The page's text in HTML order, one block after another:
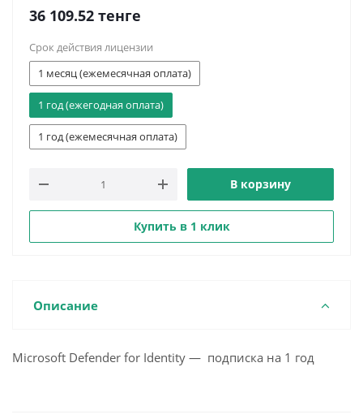
36 109.52 тенге
Срок действия лицензии
1 месяц (ежемесячная оплата)
1 год (ежегодная оплата)
1 год (ежемесячная оплата)
В корзину
Купить в 1 клик
Описание
Microsoft Defender for Identity — подписка на 1 год